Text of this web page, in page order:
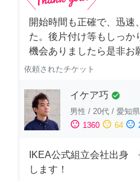
開始時間も正確で、迅速
た。後片付け等もしっか
機会ありましたら是非お
依頼されたチケット
イケア巧 check_circle
男性 / 20代 / 愛知県
sentiment_satisfied 1360 sentiment_neutral 64 sentiment_dissatisfied
IKEA公式組立会社出身
します！